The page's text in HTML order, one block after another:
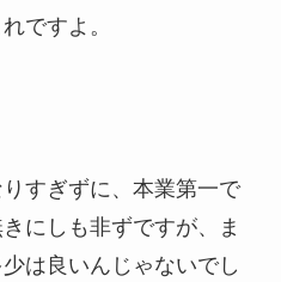
ですよ。
すぎずに、本業第一で
にしも非ずですが、ま
は良いんじゃないでし